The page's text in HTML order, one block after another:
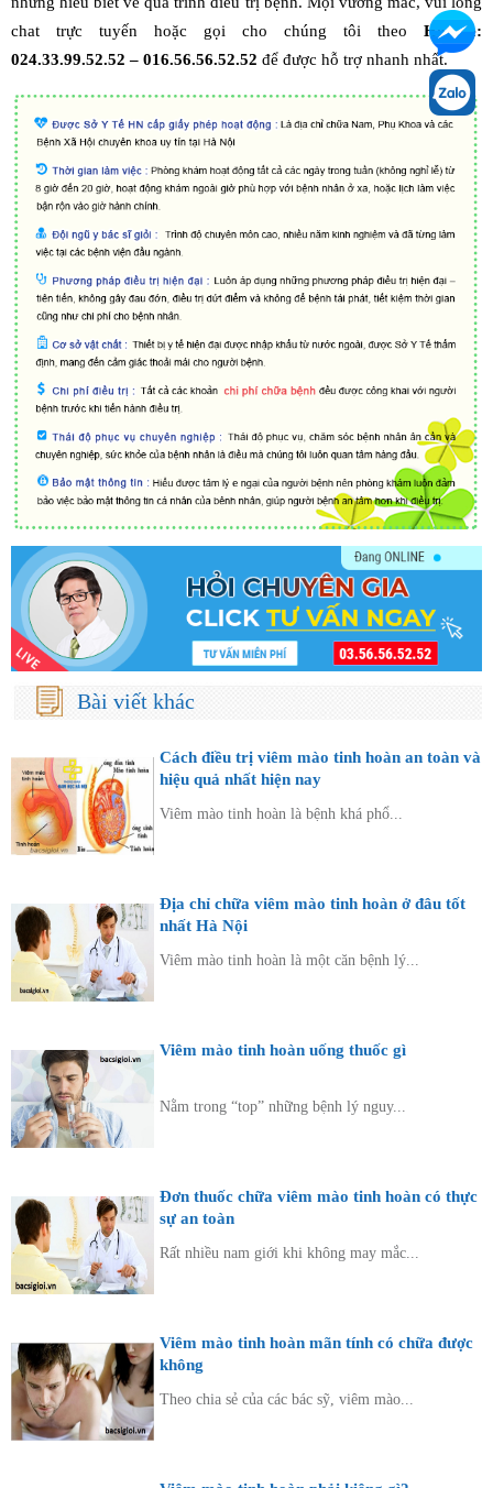
chat trực tuyến hoặc gọi cho chúng tôi theo Hotline:
024.33.99.52.52 – 016.56.56.52.52 để được hỗ trợ nhanh nhất.
Bài viết khác
Cách điều trị viêm mào tinh hoàn an toàn và
hiệu quả nhất hiện nay
Viêm mào tinh hoàn là bệnh khá phổ...
Địa chỉ chữa viêm mào tinh hoàn ở đâu tốt
nhất Hà Nội
Viêm mào tinh hoàn là một căn bệnh lý...
Viêm mào tinh hoàn uống thuốc gì
Nằm trong “top” những bệnh lý nguy...
Đơn thuốc chữa viêm mào tinh hoàn có thực
sự an toàn
Rất nhiều nam giới khi không may mắc...
Viêm mào tinh hoàn mãn tính có chữa được
không
Theo chia sẻ của các bác sỹ, viêm mào...